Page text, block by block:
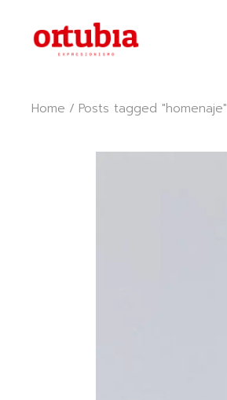
content
Home Posts tagged "homenaje"